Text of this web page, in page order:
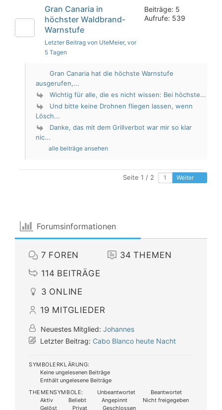
Gran Canaria in
höchster Waldbrand-
Warnstufe
Letzter Beitrag von UteMeier, vor
5 Tagen
Beiträge: 5
Aufrufe: 539
Gran Canaria hat die höchste Warnstufe
ausgerufen,...
Wichtig für alle, die es nicht wissen: Bei höchste...
Und bitte keine Drohnen fliegen lassen, wenn
Lösch...
Danke, das mit dem Grillverbot war mir so klar
nic...
alle beiträge ansehen
Seite 1 / 2 Weiter
Forumsinformationen
7 FOREN 34 THEMEN
114 BEITRÄGE
3 ONLINE
19 MITGLIEDER
Neuestes Mitglied: Johannes
Letzter Beitrag: Cabo Blanco heute Nacht
SYMBOLERKLÄRUNG:
Keine ungelesenen Beiträge
Enthält ungelesene Beiträge
THEMENSYMBOLE:
Unbeantwortet
Beantwortet
Aktiv
Beliebt Angepinnt
Nicht freigegeben
Gelöst
Privat Geschlossen